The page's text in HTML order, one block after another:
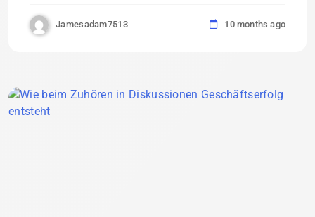
Jamesadam7513 10 months ago